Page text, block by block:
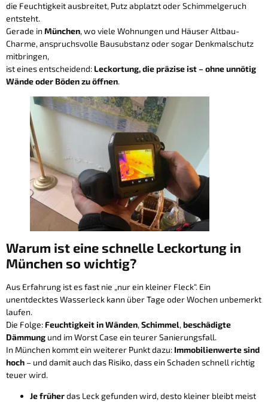
die Feuchtigkeit ausbreitet, Putz abplatzt oder Schimmelgeruch
entsteht.
Gerade in München, wo viele Wohnungen und Häuser Altbau-
Charme, anspruchsvolle Bausubstanz oder sogar Denkmalschutz
mitbringen,
ist eines entscheidend: Leckortung, die präzise ist – ohne unnötig
Wände oder Böden zu öffnen.
Warum ist eine schnelle Leckortung in
München so wichtig?
Aus Erfahrung ist es fast nie „nur ein kleiner Fleck“. Ein
unentdecktes Wasserleck kann über Tage oder Wochen unbemerkt
laufen.
Die Folge: Feuchtigkeit in Wänden,Schimmel,beschädigte
Dämmung und im Worst Case ein teurer Sanierungsfall.
In München kommt ein weiterer Punkt dazu: Immobilienwerte sind
hoch – und damit auch das Risiko, dass ein Schaden schnell richtig
teuer wird.
Je früherdas Leck gefunden wird, desto kleiner bleibt meist